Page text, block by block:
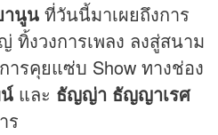
านูน ที่วันนี้มาเผยถึงการ
ทิ้งวงการเพลง ลงสู่สนาม
ารคุยแซ่บ Show ทางช่อง
และ ธัญญ่า ธัญญาเรศ
ร